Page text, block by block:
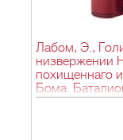
Лабом, Э.,
низвержении
похищеннаго
Бома.
гвардейскаго
легиона и
Железной